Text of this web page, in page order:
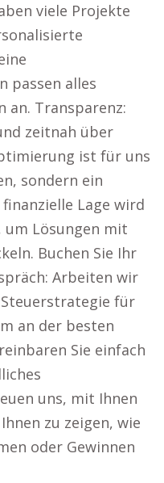
viele Projekte
passen alles
an. Transparenz:
zeitnah über
ist für uns
sondern ein
Lage wird
Lösungen mit
Buchen Sie Ihr
Arbeiten wir
für
an der besten
Sie einfach
uns, mit Ihnen
zu zeigen, wie
oder Gewinnen